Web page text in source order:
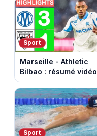
Sport
Marseille - Athletic
Bilbao : résumé vidéo
du match amical au
Stade Vélodrome (9
août 2026)
Sport